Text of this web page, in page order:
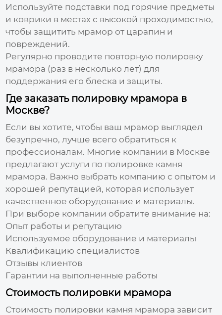
Используйте подставки под горячие предметы
и коврики в местах с высокой проходимостью,
чтобы защитить мрамор от царапин и
повреждений.
Регулярно проводите повторную полировку
мрамора (раз в несколько лет) для
поддержания его блеска и защиты.
Где заказать полировку мрамора в
Москве?
Если вы хотите, чтобы ваш мрамор выглядел
безупречно, лучше всего обратиться к
профессионалам. Многие компании в Москве
предлагают услуги по полировке камня
мрамора. Важно выбрать компанию с опытом и
хорошей репутацией, которая использует
качественное оборудование и материалы.
При выборе компании обратите внимание на:
Опыт работы и репутацию
Используемое оборудование и материалы
Квалификацию специалистов
Отзывы клиентов
Гарантии на выполненные работы
Стоимость полировки мрамора
Стоимость полировки камня мрамора зависит